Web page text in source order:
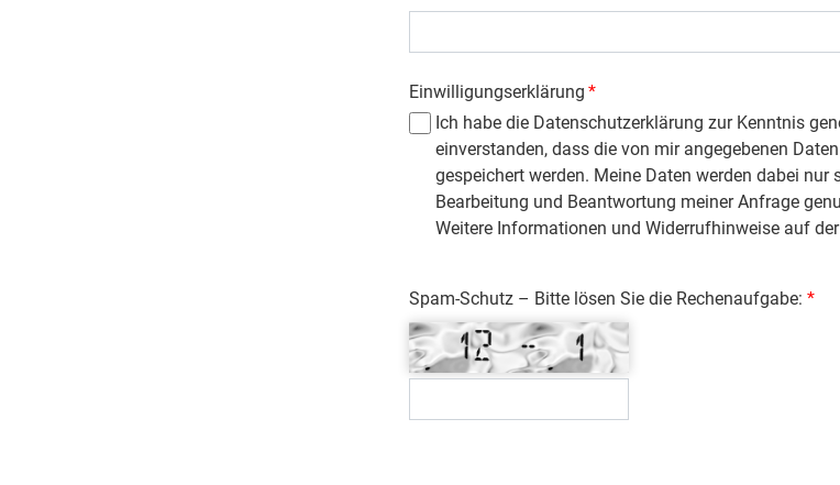
Einwilligungserklärung *
Ich habe die Datenschutzerklärung zur Kenntnis
einverstanden, dass die von mir angegebenen
gespeichert werden. Meine Daten werden dabei nur
Bearbeitung und Beantwortung meiner Anfrage
Weitere Informationen und Widerrufhinweise auf
Spam-Schutz – Bitte lösen Sie die Rechenaufgabe: